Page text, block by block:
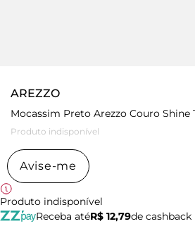
AREZZO
Mocassim Preto Arezzo Couro Shine
Produto indisponível
Avise-me
Produto indisponível
Receba atéR$ 12,79de cashback